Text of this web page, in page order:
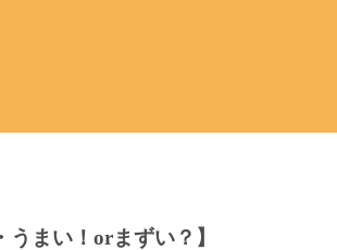
まい！orまずい？】